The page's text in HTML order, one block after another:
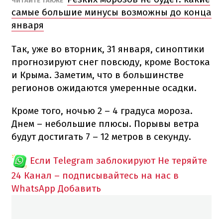
самые большие минусы возможны до конца
января
Так, уже во вторник, 31 января, синоптики
прогнозируют снег повсюду, кроме Востока
и Крыма. Заметим, что в большинстве
регионов ожидаются умеренные осадки.
Кроме того, ночью 2 – 4 градуса мороза.
Днем – небольшие плюсы. Порывы ветра
будут достигать 7 – 12 метров в секунду.
Если Telegram заблокируют Не теряйте
24 Канал – подписывайтесь на нас в
WhatsApp Добавить